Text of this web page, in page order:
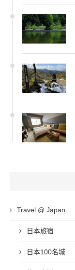
Travel @ Japan
日本旅宿
日本100名城